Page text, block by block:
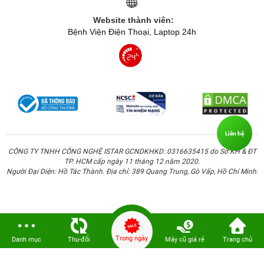
nắng gắt đến bóng râm. Hiển thị chi tiết hình ảnh sắc nét,
tự nhiên và chân thực nhất cùng khả năng tự động điều
chỉnh tông màu cho phù hợp thị hiếu người dùng. Mở
rộng khung hình giải trí cho góc nhìn rộng của tấm nền
IPS. Màn hình của iPad Mini 6 được nâng cấp rõ rệt, đem
dung hình ảnh với độ chuẩn màu cao.
Website thành viên:
Bệnh Viện Điện Thoại, Laptop 24h
CÔNG TY TNHH CÔNG NGHỆ ISTAR GCNDKHKD: 0316635415 do Sở KH & ĐT
TP. HCM cấp ngày 11 tháng 12 năm 2020.
Người Đại Diện: Hồ Tác Thành. Địa chỉ: 389 Quang Trung, Gò Vấp, Hồ Chí Minh.
Danh mục Thu-đổi Trong ngày Máy cũ giá rẻ Trang chủ
Liên hệ